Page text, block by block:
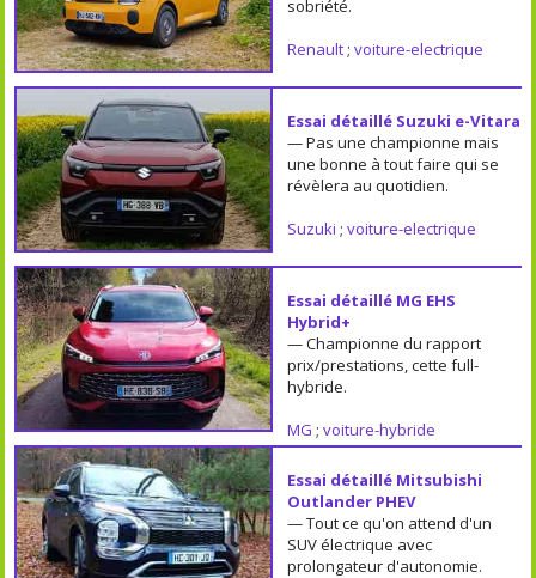
sobriété.
Renault; voiture-electrique
Essai détaillé Suzuki e-Vitara
— Pas une championne mais
une bonne à tout faire qui se
révèlera au quotidien.
Suzuki ; voiture-electrique
Essai détaillé MG EHS
Hybrid+
— Championne du rapport
prix/prestations, cette full-
hybride.
MG ; voiture-hybride
Essai détaillé Mitsubishi
Outlander PHEV
— Tout ce qu'on attend d'un
SUV électrique avec
prolongateur d'autonomie.